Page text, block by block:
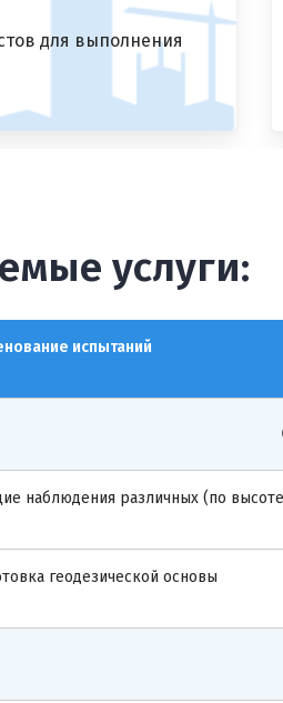
для выполнения
услуги:
испытаний
наблюдения различных (по
геодезической основы